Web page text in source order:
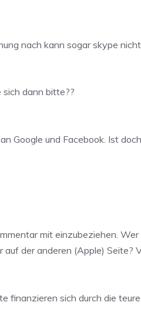
nach kann sogar skype
dann bitte??
Google und Facebook. Ist
mit einzubeziehen.
der anderen (Apple)
finanzieren sich durch die